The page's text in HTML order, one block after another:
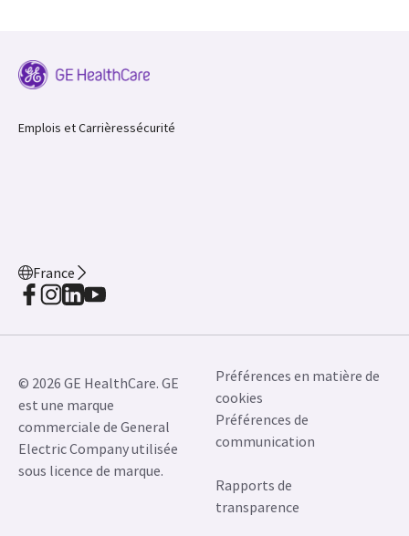
Emplois et Carrièressécurité
France
© 2026 GE HealthCare. GE
est une marque
commerciale de General
Electric Company utilisée
sous licence de marque.
Préférences en matière de
cookies
Préférences de
communication
Rapports de
transparence